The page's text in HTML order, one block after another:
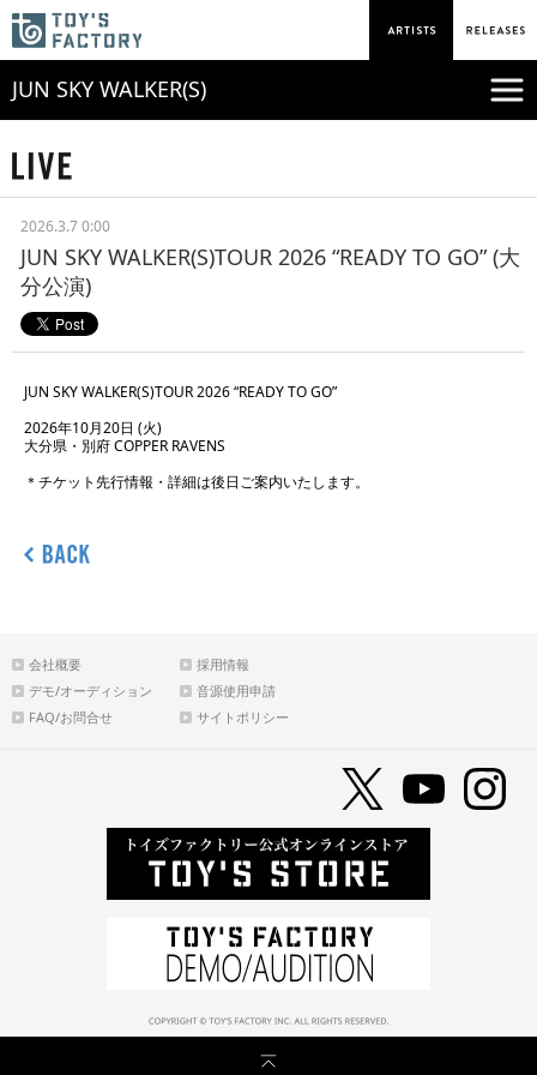
JUN SKY WALKER(S)
2026.3.7 0:00
JUN SKY WALKER(S)TOUR 2026 “READY TO GO” (大
分公演)
JUN SKY WALKER(S)TOUR 2026 “READY TO GO”
2026年10月20日 (火)
大分県・別府 COPPER RAVENS
＊チケット先行情報・詳細は後日ご案内いたします。
会社概要
採用情報
デモ/オーディション
音源使用申請
FAQ/お問合せ
サイトポリシー